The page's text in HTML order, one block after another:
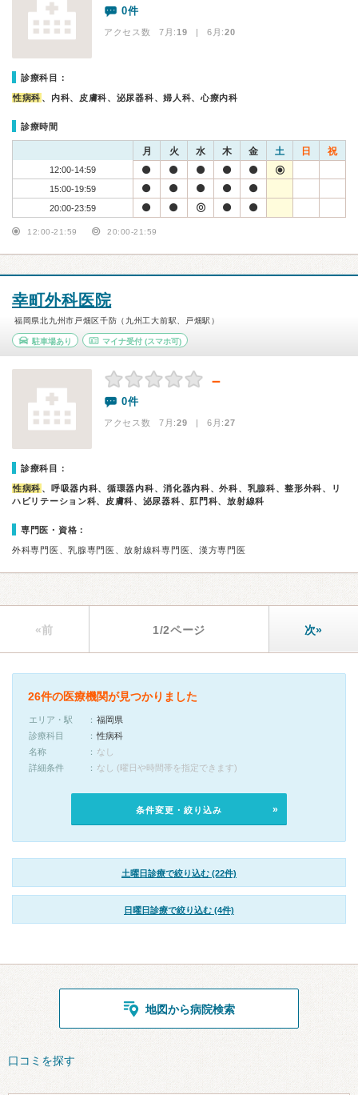
0件
アクセス数 7月:19 | 6月:20
診療科目：
性病科 、内科、皮膚科、泌尿器科、婦人科、心療内科
診療時間
月 火 水 木 金 土 日 祝
12:00-14:59
15:00-19:59
20:00-23:59
12:00-21:59 20:00-21:59
幸町外科医院
福岡県北九州市戸畑区千防（九州工大前駅、戸畑駅）
駐車場あり マイナ受付(スマホ可)
－
0件
アクセス数 7月:29 | 6月:27
診療科目：
性病科 、呼吸器内科、循環器内科、消化器内科、外科、乳腺科、整形外科、リ
ハビリテーション科、皮膚科、泌尿器科、肛門科、放射線科
専門医・資格：
外科専門医、乳腺専門医、放射線科専門医、漢方専門医
«前 1/2ページ 次»
26件の医療機関が見つかりました
エリア・駅
福岡県
診療科目
性病科
名称
なし
詳細条件
なし (曜日や時間帯を指定できます)
条件変更・絞り込み
土曜日診療で絞り込む (22件)
日曜日診療で絞り込む (4件)
地図から病院検索
口コミを探す